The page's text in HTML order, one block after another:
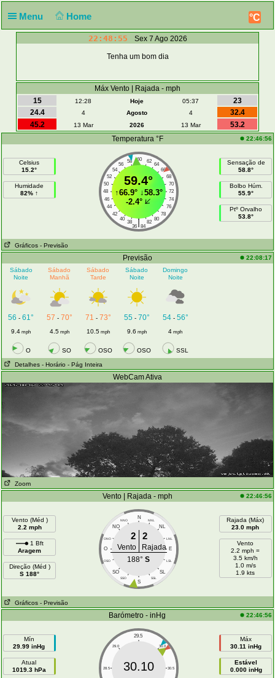
Menu Home °C
22:48:55 Sex 7 Ago 2026
Tenha um bom dia
Máx Vento | Rajada - mph
15
12:28 Hoje 05:37
23
24.4
4 Agosto 4
32.4
45.2
13 Mar 2026 13 Mar
53.2
Temperatura °F
22:46:56
Celsius
15.2°
Humidade
82% ↑
60
58 62
56
64
54
66
52
68
50
70
48
72
46
74
44
76
42
78
40
80
38 82
|
36 84
59.4°
↑66.9°↓58.3°
-2.4°
Sensação de
58.8°
Bolbo Húm.
55.9°
Ptº Orvalho
53.8°
Gráficos - Previsão
Previsão
22:08:17
Sábado
Noite
Sábado
Manhã
Sábado
Tarde
Sábado
Noite
Domingo
Noite
56 -61° 57 - 70° 71 - 73° 55- 70° 54- 56°
9.4 mph 4.5mph 10.5mph 9.6 mph 4 mph
O SO OSO OSO SSL
Detalhes - Horário - Pág Inteira
WebCam Ativa
Zoom
Vento | Rajada - mph 22:46:56
Vento (Méd )
2.2 mph
1 Bft
Aragem
Direção (Méd )
S 188°
N
NNO NNL
NO NL
ONO LNL
O E
OSO LSL
SO SL
SSO SSL
S
2 2
Vento
Rajada
188°S
Rajada (Máx)
23.0 mph
Vento
2.2 mph =
3.5 km/h
1.0 m/s
1.9 kts
Gráficos - Previsão
Barómetro - inHg 22:46:56
Mín
29.99 inHg
Atual
1019.3 hPa
29.5
29.0 30.0
28.5 30.5
30.10
Máx
30.11 inHg
Estável
0.000 inHg